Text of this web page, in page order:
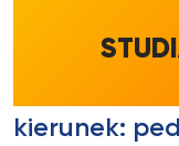
kierunek: